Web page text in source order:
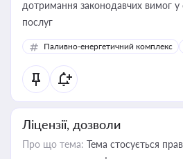
дотримання законодавчих вимог у
послуг
Паливно-енергетичний комплекс
Ліцензії, дозволи
Про що тема: Тема стосується